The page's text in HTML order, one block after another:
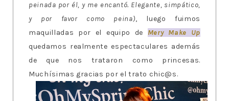
peinada por él, y me encantó. Elegante, simpático,
y por favor como peina), luego fuimos
maquilladas por el equipo de Mery Make Up
quedamos realmente espectaculares además
de que nos trataron como princesas.
Muchísimas gracias por el trato chic@s.